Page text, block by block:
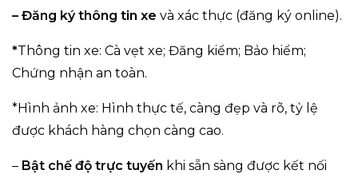
– Đăng ký thông tin xe và xác thực (đăng ký online).
*Thông tin xe: Cà vẹt xe; Đăng kiểm; Bảo hiểm;
Chứng nhận an toàn.
*Hình ảnh xe: Hình thực tế, càng đẹp và rõ, tỷ lệ
được khách hàng chọn càng cao.
– Bật chế độ trực tuyến khi sẵn sàng được kết nối